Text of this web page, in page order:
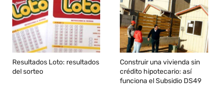
Resultados Loto: resultados
del sorteo
Construir una vivienda sin
crédito hipotecario: así
funciona el Subsidio DS49